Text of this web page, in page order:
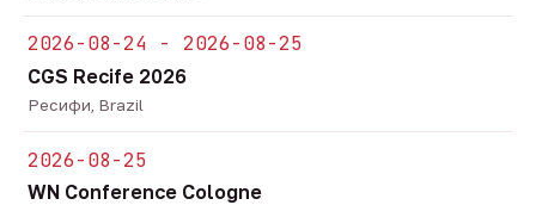
2026-08-24 - 2026-08-25
CGS Recife 2026
Ресифи, Brazil
2026-08-25
WN Conference Cologne